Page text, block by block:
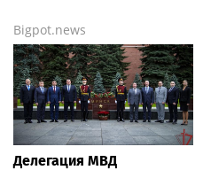
Bigpot.news
Делегация МВД